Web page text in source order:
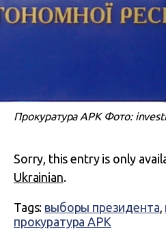
Прокуратура АРК Фото:
Sorry, this entry is only
Ukrainian.
Tags: выборы президента,
прокуратура АРК